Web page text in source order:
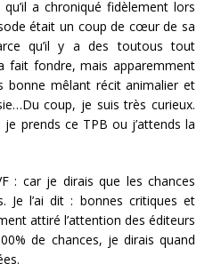
a chroniqué fidèlement lors
était un coup de cœur de sa
qu’il y a des toutous tout
fait fondre, mais apparemment
bonne mêlant récit animalier et
coup, je suis très curieux.
prends ce TPB ou j’attends la
: car je dirais que les chances
Je l’ai dit : bonnes critiques et
attiré l’attention des éditeurs
de chances, je dirais quand